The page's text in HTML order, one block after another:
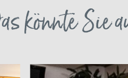
könnte Sie